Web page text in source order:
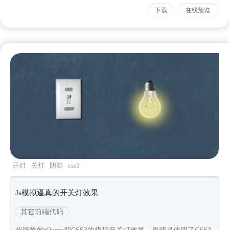
下载 在线预览
开灯 关灯 阴影 css3
Js模拟逼真的开关灯效果
其它前端代码